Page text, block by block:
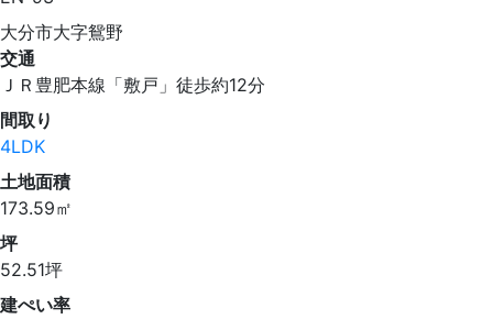
大分市大字鴛野
交通
ＪＲ豊肥本線「敷戸」徒歩約12分
間取り
4LDK
土地面積
173.59㎡
坪
52.51坪
建ぺい率